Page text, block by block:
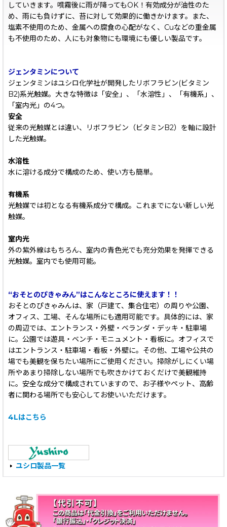
していきます。噴霧後に雨が降ってもOK！有効成分が油性のた
め、雨にも負けずに、苔に対して効果的に働きかけます。また、
塩素不使用のため、金属への腐食の心配がなく、Cuなどの重金属
も不使用のため、人にも対象物にも環境にも優しい製品です。
ジェンタミンについて
ジェンタミンはユシロ化学社が開発したリボフラビン(ビタミン
B2)系光触媒。大きな特徴は「安全」、「水溶性」、「有機系」、
「室内光」の4つ。
安全
従来の光触媒とは違い、リボフラビン（ビタミンB2）を軸に設計
した光触媒。
水溶性
水に溶ける成分で構成のため、使い方も簡単。
有機系
光触媒では初となる有機系成分で構成。これまでにない新しい光
触媒。
室内光
外の紫外線はもちろん、室内の青色光でも充分効果を発揮できる
光触媒。室内でも使用可能。
“おそとのぴきゃみん”はこんなところに使えます！！
おそとのぴきゃみんは、家（戸建て、集合住宅）の周りや公園、
オフィス、工場、そんな場所にも適用可能です。具体的には、家
の周辺では、エントランス・外壁・ベランダ・デッキ・駐車場
に。公園では遊具・ベンチ・モニュメント・看板に。オフィスで
はエントランス・駐車場・看板・外壁に。その他、工場や公共の
場でも美観を保ちたい場所にご使用ください。掃除がしにくい場
所やあまり掃除しない場所でも吹きかけておくだけで美観維持
に。安全な成分で構成されていますので、お子様やペット、高齢
者に関わる場所でも安心してお使いいただけます。
4Lはこちら
ユシロ製品一覧